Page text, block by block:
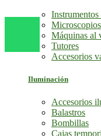
Instrumentos
Microscopios
Máquinas al
Tutores
Accesorios
Iluminación
Accesorios
Balastros
Bombillas
Cajas